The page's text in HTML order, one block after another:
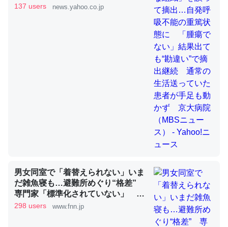
ずキチンを強化してる筈だが、酵素が違うのか？
─ニュース :: 【研究発表】昆虫学の大問題＝「昆虫はなぜ海にいな
これを元に考えるとカルシウムを大量に使う脊椎動物と貝
類は苦労してるんだな…。腹足類だと殻を無くしてナメク
─ニュース :: 【研究発表】昆虫学の大問題＝「昆虫はなぜ海にいな
ウチもEchoを実家に置いて４年。でたまに覗いてる。ぼ
ちぼちRingも置こうかと画策中。あと、Googleマップで
ても“勘違い”で摘出継続 通常の生
137 users news.yahoo.co.jp
男女同室で「着替えられない」いま
だ雑魚寝も…避難所めぐり“格差”
専門家「標準化されていない」 令
和8年熊本地震｜FNNプライムオン
298 users www.fnn.jp